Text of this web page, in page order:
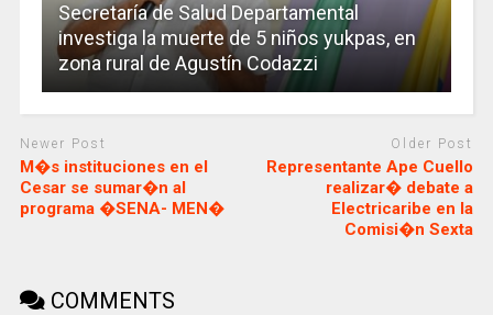
Secretaría de Salud Departamental
investiga la muerte de 5 niños yukpas, en
zona rural de Agustín Codazzi
Newer Post
M�s instituciones en el
Cesar se sumar�n al
programa �SENA- MEN�
Older Post
Representante Ape Cuello
realizar� debate a
Electricaribe en la
Comisi�n Sexta
COMMENTS